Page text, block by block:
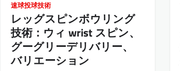
速球投球技術
レッグスピンボウリング
技術：ウィ wrist スピン、
グーグリーデリバリー、
バリエーション